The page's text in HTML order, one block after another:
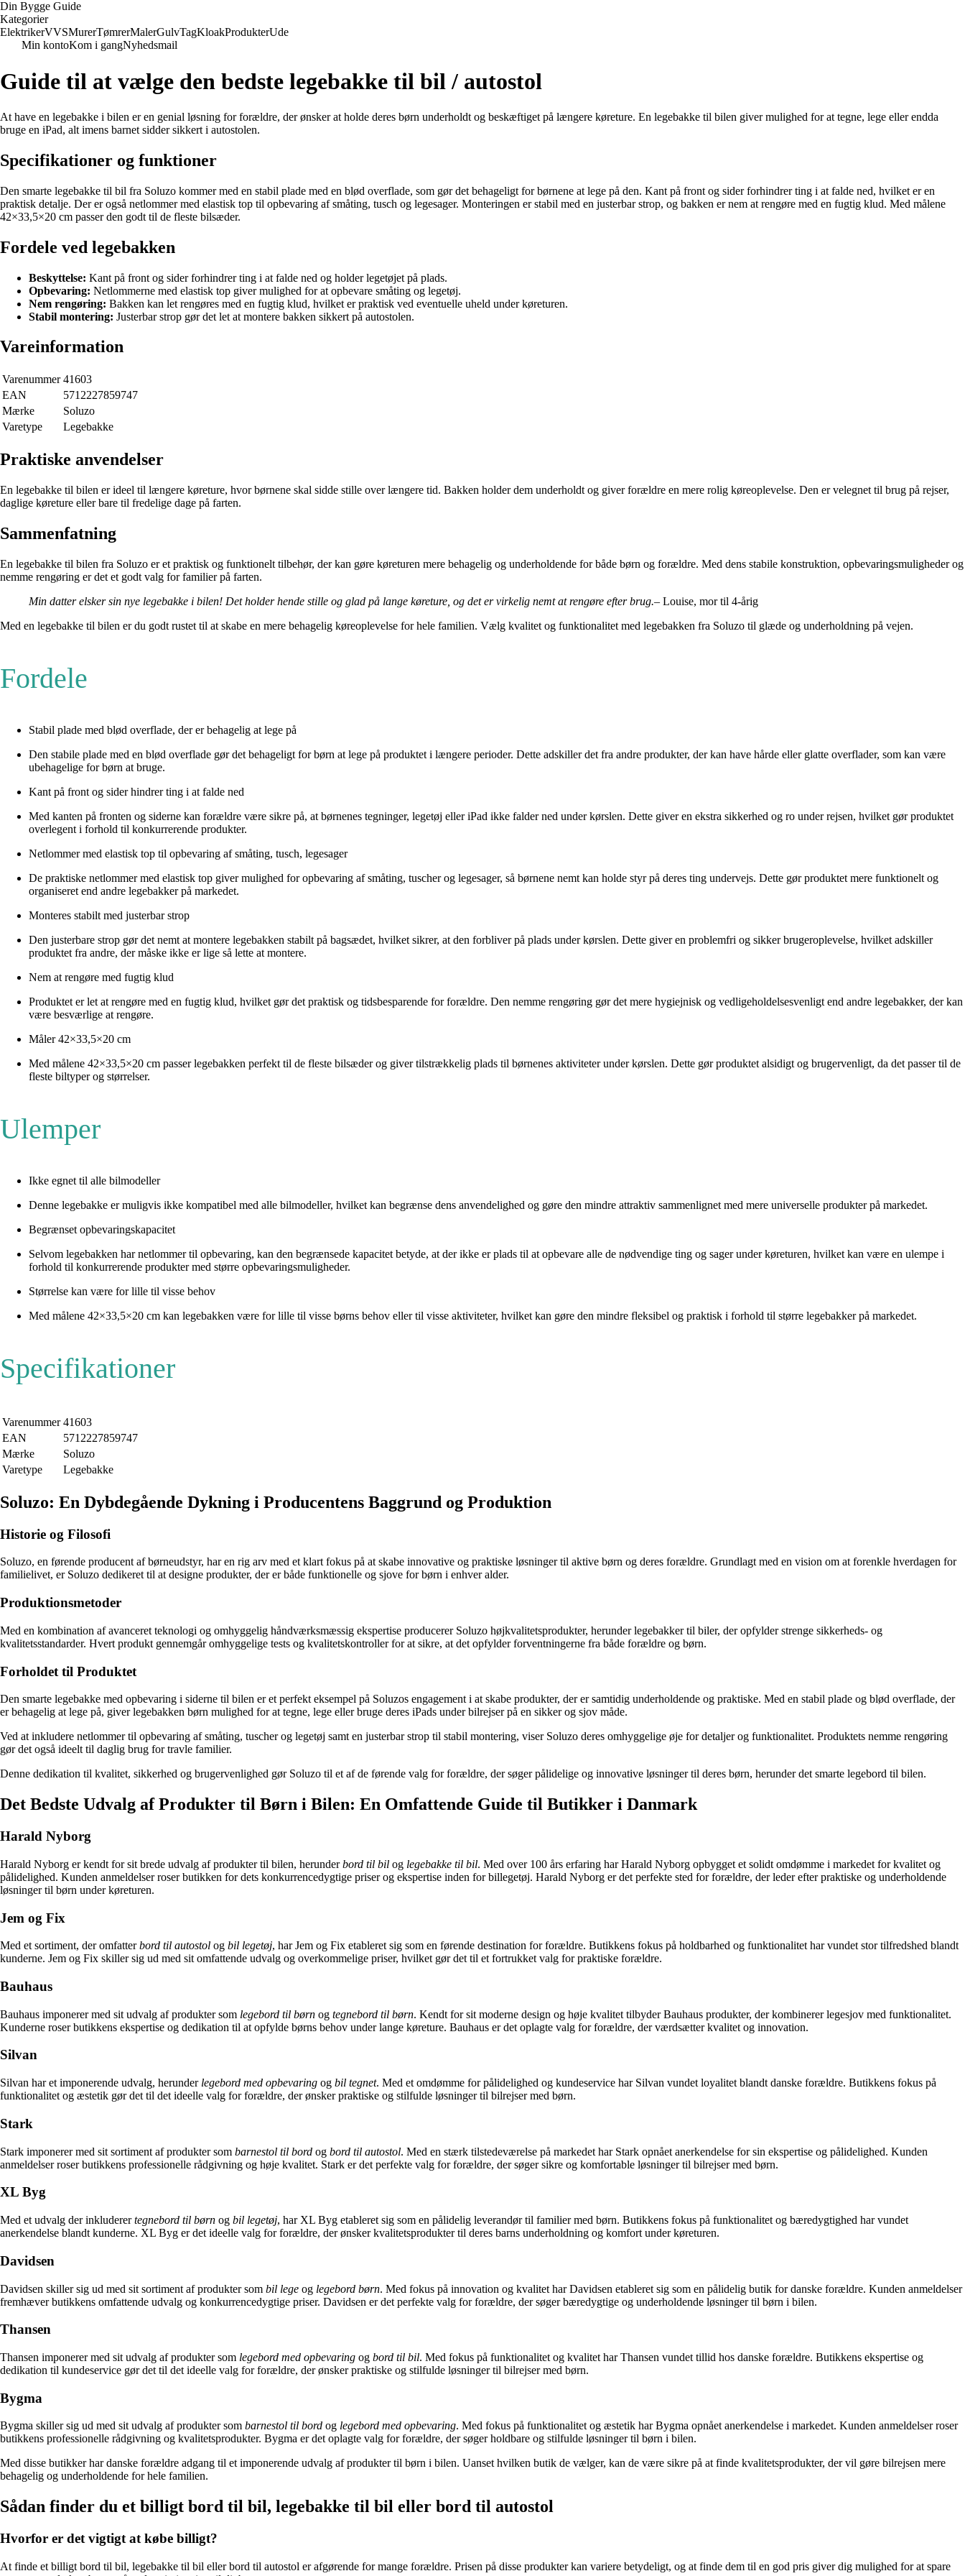
Din Bygge Guide
Kategorier
ElektrikerVVSMurerTømrerMalerGulvTagKloakProdukterUde
Min kontoKom i gangNyhedsmail
Guide til at vælge den bedste legebakke til bil / autostol
At have en legebakke i bilen er en genial løsning for forældre, der ønsker at holde deres børn underholdt og beskæftiget på længere køreture. En legebakke til bilen giver mulighed for at tegne, lege eller endda
bruge en iPad, alt imens barnet sidder sikkert i autostolen.
Specifikationer og funktioner
Den smarte legebakke til bil fra Soluzo kommer med en stabil plade med en blød overflade, som gør det behageligt for børnene at lege på den. Kant på front og sider forhindrer ting i at falde ned, hvilket er en
praktisk detalje. Der er også netlommer med elastisk top til opbevaring af småting, tusch og legesager. Monteringen er stabil med en justerbar strop, og bakken er nem at rengøre med en fugtig klud. Med målene
42×33,5×20 cm passer den godt til de fleste bilsæder.
Fordele ved legebakken
Beskyttelse: Kant på front og sider forhindrer ting i at falde ned og holder legetøjet på plads.
Opbevaring: Netlommerne med elastisk top giver mulighed for at opbevare småting og legetøj.
Nem rengøring: Bakken kan let rengøres med en fugtig klud, hvilket er praktisk ved eventuelle uheld under køreturen.
Stabil montering: Justerbar strop gør det let at montere bakken sikkert på autostolen.
Vareinformation
Varenummer 41603
EAN
5712227859747
Mærke
Soluzo
Varetype
Legebakke
Praktiske anvendelser
En legebakke til bilen er ideel til længere køreture, hvor børnene skal sidde stille over længere tid. Bakken holder dem underholdt og giver forældre en mere rolig køreoplevelse. Den er velegnet til brug på rejser,
daglige køreture eller bare til fredelige dage på farten.
Sammenfatning
En legebakke til bilen fra Soluzo er et praktisk og funktionelt tilbehør, der kan gøre køreturen mere behagelig og underholdende for både børn og forældre. Med dens stabile konstruktion, opbevaringsmuligheder og
nemme rengøring er det et godt valg for familier på farten.
Min datter elsker sin nye legebakke i bilen! Det holder hende stille og glad på lange køreture, og det er virkelig nemt at rengøre efter brug.– Louise, mor til 4-årig
Med en legebakke til bilen er du godt rustet til at skabe en mere behagelig køreoplevelse for hele familien. Vælg kvalitet og funktionalitet med legebakken fra Soluzo til glæde og underholdning på vejen.
Fordele
Stabil plade med blød overflade, der er behagelig at lege på
Den stabile plade med en blød overflade gør det behageligt for børn at lege på produktet i længere perioder. Dette adskiller det fra andre produkter, der kan have hårde eller glatte overflader, som kan være
ubehagelige for børn at bruge.
Kant på front og sider hindrer ting i at falde ned
Med kanten på fronten og siderne kan forældre være sikre på, at børnenes tegninger, legetøj eller iPad ikke falder ned under kørslen. Dette giver en ekstra sikkerhed og ro under rejsen, hvilket gør produktet
overlegent i forhold til konkurrerende produkter.
Netlommer med elastisk top til opbevaring af småting, tusch, legesager
De praktiske netlommer med elastisk top giver mulighed for opbevaring af småting, tuscher og legesager, så børnene nemt kan holde styr på deres ting undervejs. Dette gør produktet mere funktionelt og
organiseret end andre legebakker på markedet.
Monteres stabilt med justerbar strop
Den justerbare strop gør det nemt at montere legebakken stabilt på bagsædet, hvilket sikrer, at den forbliver på plads under kørslen. Dette giver en problemfri og sikker brugeroplevelse, hvilket adskiller
produktet fra andre, der måske ikke er lige så lette at montere.
Nem at rengøre med fugtig klud
Produktet er let at rengøre med en fugtig klud, hvilket gør det praktisk og tidsbesparende for forældre. Den nemme rengøring gør det mere hygiejnisk og vedligeholdelsesvenligt end andre legebakker, der kan
være besværlige at rengøre.
Måler 42×33,5×20 cm
Med målene 42×33,5×20 cm passer legebakken perfekt til de fleste bilsæder og giver tilstrækkelig plads til børnenes aktiviteter under kørslen. Dette gør produktet alsidigt og brugervenligt, da det passer til de
fleste biltyper og størrelser.
Ulemper
Ikke egnet til alle bilmodeller
Denne legebakke er muligvis ikke kompatibel med alle bilmodeller, hvilket kan begrænse dens anvendelighed og gøre den mindre attraktiv sammenlignet med mere universelle produkter på markedet.
Begrænset opbevaringskapacitet
Selvom legebakken har netlommer til opbevaring, kan den begrænsede kapacitet betyde, at der ikke er plads til at opbevare alle de nødvendige ting og sager under køreturen, hvilket kan være en ulempe i
forhold til konkurrerende produkter med større opbevaringsmuligheder.
Størrelse kan være for lille til visse behov
Med målene 42×33,5×20 cm kan legebakken være for lille til visse børns behov eller til visse aktiviteter, hvilket kan gøre den mindre fleksibel og praktisk i forhold til større legebakker på markedet.
Specifikationer
Varenummer 41603
EAN
5712227859747
Mærke
Soluzo
Varetype
Legebakke
Soluzo: En Dybdegående Dykning i Producentens Baggrund og Produktion
Historie og Filosofi
Soluzo, en førende producent af børneudstyr, har en rig arv med et klart fokus på at skabe innovative og praktiske løsninger til aktive børn og deres forældre. Grundlagt med en vision om at forenkle hverdagen for
familielivet, er Soluzo dedikeret til at designe produkter, der er både funktionelle og sjove for børn i enhver alder.
Produktionsmetoder
Med en kombination af avanceret teknologi og omhyggelig håndværksmæssig ekspertise producerer Soluzo højkvalitetsprodukter, herunder legebakker til biler, der opfylder strenge sikkerheds- og
kvalitetsstandarder. Hvert produkt gennemgår omhyggelige tests og kvalitetskontroller for at sikre, at det opfylder forventningerne fra både forældre og børn.
Forholdet til Produktet
Den smarte legebakke med opbevaring i siderne til bilen er et perfekt eksempel på Soluzos engagement i at skabe produkter, der er samtidig underholdende og praktiske. Med en stabil plade og blød overflade, der
er behagelig at lege på, giver legebakken børn mulighed for at tegne, lege eller bruge deres iPads under bilrejser på en sikker og sjov måde.
Ved at inkludere netlommer til opbevaring af småting, tuscher og legetøj samt en justerbar strop til stabil montering, viser Soluzo deres omhyggelige øje for detaljer og funktionalitet. Produktets nemme rengøring
gør det også ideelt til daglig brug for travle familier.
Denne dedikation til kvalitet, sikkerhed og brugervenlighed gør Soluzo til et af de førende valg for forældre, der søger pålidelige og innovative løsninger til deres børn, herunder det smarte legebord til bilen.
Det Bedste Udvalg af Produkter til Børn i Bilen: En Omfattende Guide til Butikker i Danmark
Harald Nyborg
Harald Nyborg er kendt for sit brede udvalg af produkter til bilen, herunderbord til bil og legebakke til bil. Med over 100 års erfaring har Harald Nyborg opbygget et solidt omdømme i markedet for kvalitet og
pålidelighed. Kunden anmeldelser roser butikken for dets konkurrencedygtige priser og ekspertise inden for billegetøj. Harald Nyborg er det perfekte sted for forældre, der leder efter praktiske og underholdende
løsninger til børn under køreturen.
Jem og Fix
Med et sortiment, der omfatterbord til autostol og bil legetøj, har Jem og Fix etableret sig som en førende destination for forældre. Butikkens fokus på holdbarhed og funktionalitet har vundet stor tilfredshed blandt
kunderne. Jem og Fix skiller sig ud med sit omfattende udvalg og overkommelige priser, hvilket gør det til et fortrukket valg for praktiske forældre.
Bauhaus
Bauhaus imponerer med sit udvalg af produkter som legebord til børn og tegnebord til børn. Kendt for sit moderne design og høje kvalitet tilbyder Bauhaus produkter, der kombinerer legesjov med funktionalitet.
Kunderne roser butikkens ekspertise og dedikation til at opfylde børns behov under lange køreture. Bauhaus er det oplagte valg for forældre, der værdsætter kvalitet og innovation.
Silvan
Silvan har et imponerende udvalg, herunder legebord med opbevaring og bil tegnet. Med et omdømme for pålidelighed og kundeservice har Silvan vundet loyalitet blandt danske forældre. Butikkens fokus på
funktionalitet og æstetik gør det til det ideelle valg for forældre, der ønsker praktiske og stilfulde løsninger til bilrejser med børn.
Stark
Stark imponerer med sit sortiment af produkter som barnestol til bord og bord til autostol. Med en stærk tilstedeværelse på markedet har Stark opnået anerkendelse for sin ekspertise og pålidelighed. Kunden
anmeldelser roser butikkens professionelle rådgivning og høje kvalitet. Stark er det perfekte valg for forældre, der søger sikre og komfortable løsninger til bilrejser med børn.
XL Byg
Med et udvalg der inkluderertegnebord til børn og bil legetøj, har XL Byg etableret sig som en pålidelig leverandør til familier med børn. Butikkens fokus på funktionalitet og bæredygtighed har vundet
anerkendelse blandt kunderne. XL Byg er det ideelle valg for forældre, der ønsker kvalitetsprodukter til deres barns underholdning og komfort under køreturen.
Davidsen
Davidsen skiller sig ud med sit sortiment af produkter som bil lege og legebord børn. Med fokus på innovation og kvalitet har Davidsen etableret sig som en pålidelig butik for danske forældre. Kunden anmeldelser
fremhæver butikkens omfattende udvalg og konkurrencedygtige priser. Davidsen er det perfekte valg for forældre, der søger bæredygtige og underholdende løsninger til børn i bilen.
Thansen
Thansen imponerer med sit udvalg af produkter som legebord med opbevaring og bord til bil. Med fokus på funktionalitet og kvalitet har Thansen vundet tillid hos danske forældre. Butikkens ekspertise og
dedikation til kundeservice gør det til det ideelle valg for forældre, der ønsker praktiske og stilfulde løsninger til bilrejser med børn.
Bygma
Bygma skiller sig ud med sit udvalg af produkter som barnestol til bord og legebord med opbevaring. Med fokus på funktionalitet og æstetik har Bygma opnået anerkendelse i markedet. Kunden anmeldelser roser
butikkens professionelle rådgivning og kvalitetsprodukter. Bygma er det oplagte valg for forældre, der søger holdbare og stilfulde løsninger til børn i bilen.
Med disse butikker har danske forældre adgang til et imponerende udvalg af produkter til børn i bilen. Uanset hvilken butik de vælger, kan de være sikre på at finde kvalitetsprodukter, der vil gøre bilrejsen mere
behagelig og underholdende for hele familien.
Sådan finder du et billigt bord til bil, legebakke til bil eller bord til autostol
Hvorfor er det vigtigt at købe billigt?
At finde et billigt bord til bil, legebakke til bil eller bord til autostol er afgørende for mange forældre. Prisen på disse produkter kan variere betydeligt, og at finde dem til en god pris giver dig mulighed for at spare